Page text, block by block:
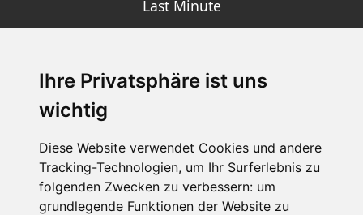
Ihre Privatsphäre ist uns
wichtig
Diese Website verwendet Cookies und andere
Tracking-Technologien, um Ihr Surferlebnis zu
folgenden Zwecken zu verbessern: um
grundlegende Funktionen der Website zu
Last Minute
SCHNEEHÖHEN SKI APP
Die Schneehoehen Ski APP für iOS und Android - Ein
Muss für alle Wintersportler und Schneefreaks!